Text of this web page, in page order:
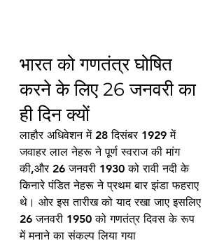
भारत को गणतंत्र घोषित
करने के लिए 26 जनवरी का
ही दिन क्यों
लाहौर अधिवेशन में 28 दिसंबर 1929 में
जवाहर लाल नेहरू ने पूर्ण स्वराज की मांग
की,और 26 जनवरी 1930 को रावी नदी के
किनारे पंडित नेहरू ने प्रथम बार झंडा फहराए
थे। ओर इस तारीख को याद रखा जाए इसलिए
26 जनवरी 1950 को गणतंत्र दिवस के रूप
में मनाने का संकल्प लिया गया